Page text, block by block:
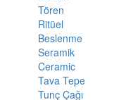
Tören
Ritüel
Beslenme
Seramik
Ceramic
Tava Tepe
Tunç Çağı